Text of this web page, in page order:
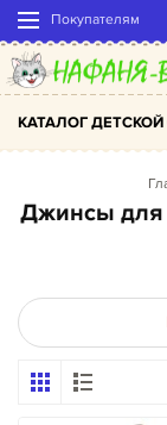
Покупателям
КАТАЛОГ
Джинсы